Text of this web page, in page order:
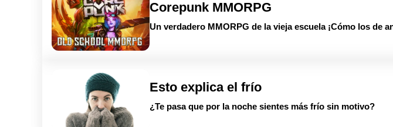
Corepunk MMORPG
Un verdadero MMORPG de la vieja escuela ¡Cómo los de
Esto explica el frío
¿Te pasa que por la noche sientes más frío sin motivo?